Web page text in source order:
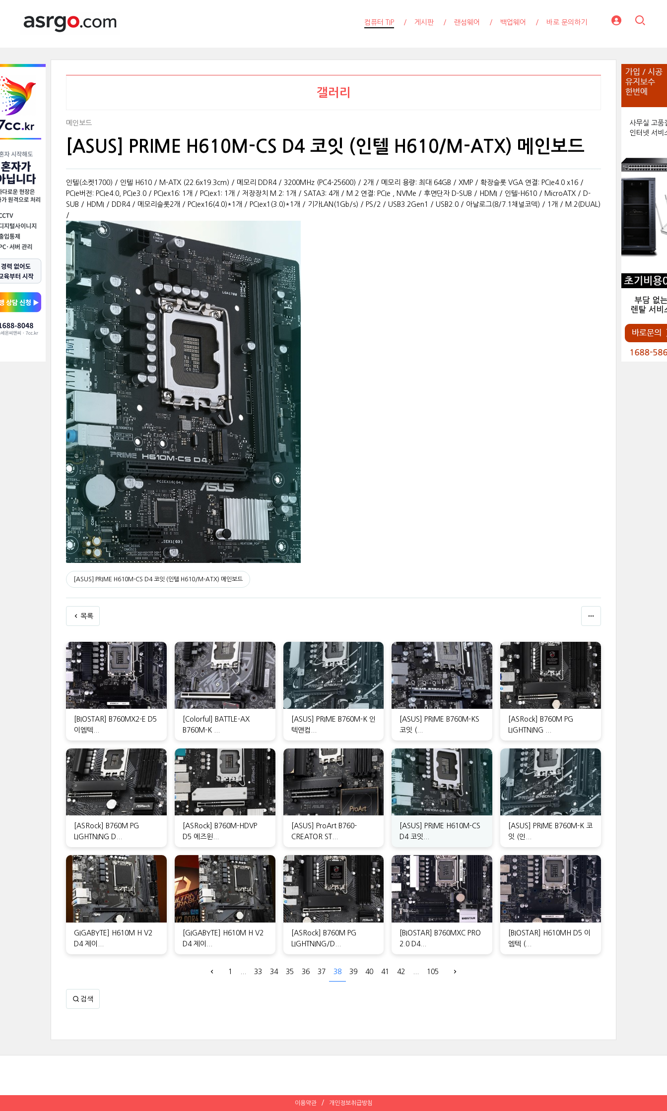
컴퓨터 TIP 게시판 랜섬웨어 백업웨어 바로 문의하기
갤러리
메인보드
[ASUS] PRIME H610M-CS D4 코잇 (인텔 H610/M-ATX) 메인보드
인텔(소켓1700) / 인텔 H610 / M-ATX (22.6x19.3cm) / 메모리 DDR4 / 3200MHz (PC4-25600) / 2개 / 메모리 용량: 최대 64GB / XMP / 확장슬롯 VGA 연결: PCIe4.0 x16 /
PCIe버전: PCIe4.0, PCIe3.0 / PCIex16: 1개 / PCIex1: 1개 / 저장장치 M.2: 1개 / SATA3: 4개 / M.2 연결: PCIe , NVMe / 후면단자 D-SUB / HDMI / 인텔-H610 / MicroATX / D-
SUB / HDMI / DDR4 / 메모리슬롯2개 / PCIex16(4.0)*1개 / PCIex1(3.0)*1개 / 기가LAN(1Gb/s) / PS/2 / USB3.2Gen1 / USB2.0 / 아날로그(8/7.1채널코덱) / 1개 / M.2(DUAL)
/
[ASUS] PRIME H610M-CS D4 코잇 (인텔 H610/M-ATX) 메인보드
목록
[BIOSTAR] B760MX2-E D5
이엠텍...
[Colorful] BATTLE-AX
B760M-K ...
[ASUS] PRIME B760M-K 인
텍앤컴...
[ASUS] PRIME B760M-KS
코잇 (...
[ASRock] B760M PG
LIGHTNING ...
[ASRock] B760M PG
LIGHTNING D...
[ASRock] B760M-HDVP
D5 에즈윈...
[ASUS] ProArt B760-
CREATOR ST...
[ASUS] PRIME H610M-CS
D4 코잇...
[ASUS] PRIME B760M-K 코
잇 (인...
GIGABYTE] H610M H V2
D4 제이...
[GIGABYTE] H610M H V2
D4 제이...
[ASRock] B760M PG
LIGHTNING/D...
[BIOSTAR] B760MXC PRO
2.0 D4...
[BIOSTAR] H610MH D5 이
엠텍 (...
1 33 34 35 36 37 38 39 40 41 42 105
검색
이용약관 개인정보취급방침